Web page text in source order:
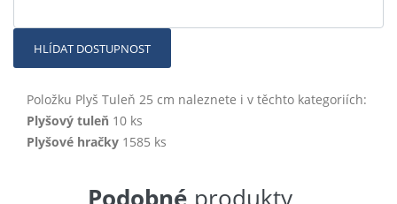
HLÍDAT DOSTUPNOST
Položku Plyš Tuleň 25 cm naleznete i v těchto kategoriích:
Plyšový tuleň 10 ks
Plyšové hračky 1585 ks
Podobné produkty